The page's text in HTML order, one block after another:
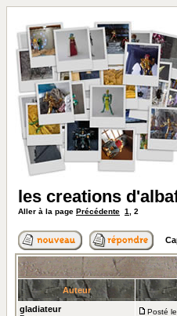
les creations
Aller à la page Précédente 1 2
Auteur
gladiateur
Posté